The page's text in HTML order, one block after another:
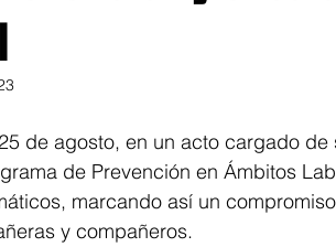
de agosto, en un acto cargado
de Prevención en Ámbitos
marcando así un
y compañeros.